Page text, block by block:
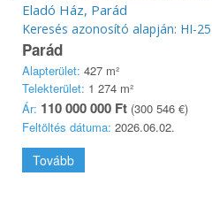
Eladó Ház, Parád
Keresés azonosító alapján: HI-
Parád
Alapterület: 427 m²
Telekterület: 1 274 m²
Ár: 110 000 000 Ft (300 546 €)
Feltöltés dátuma: 2026.06.02.
Tovább